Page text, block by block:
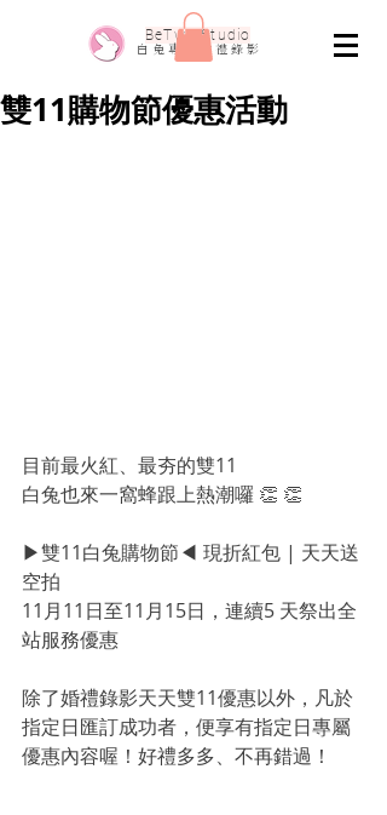
​BeTwo Studio
​白 兔 專 業 婚 禮 錄 影
雙11購物節優惠活動
目前最火紅、最夯的雙11
白兔也來一窩蜂跟上熱潮囉 👏 👏
▶︎雙11白兔購物節◀︎ 現折紅包 | 天天送
空拍
11月11日至11月15日，連續5 天祭出全
站服務優惠
除了婚禮錄影天天雙11優惠以外，凡於
指定日匯訂成功者，便享有指定日專屬
優惠內容喔！好禮多多、不再錯過！